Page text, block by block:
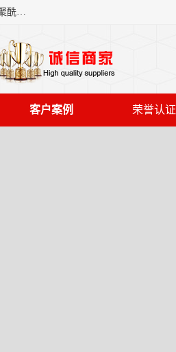
东莞市恒屹国际贸易有限公司（简称：恒屹国际）是一家石化原料综合营销服务商，主营产品乙烯-醋酸乙烯共聚物EVA、聚酰胺PA（尼龙）、醚酯型热塑弹性体TPEE等，公司秉承以市场为导向的战略思想，致力于大宗石化原料在中国市场的营销服务业务，为客户提供一站式的全面服务。
客户案例 荣誉认证